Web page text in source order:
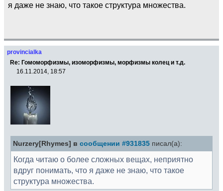
я даже не знаю, что такое структура множества.
provincialka
Re: Гомоморфизмы, изоморфизмы, морфизмы колец и т.д.
16.11.2014, 18:57
Nurzery[Rhymes] в сообщении #931835 писал(а):
Когда читаю о более сложных вещах, неприятно
вдруг понимать, что я даже не знаю, что такое
структура множества.